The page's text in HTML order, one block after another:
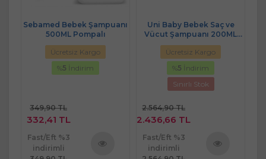
Sebamed Bebek Şampuanı
500ML Pompalı
Ücretsiz Kargo
%5 İndirim
349,90 TL
332,41 TL
Fast/Eft %3
indirimli
Uni Baby Bebek Saç ve
Vücut Şampuanı 200ML
Klasik (48 Li Set)
Ücretsiz Kargo
%5 İndirim
Sınırlı Stok
2.564,90 TL
2.436,66 TL
Fast/Eft %3
indirimli